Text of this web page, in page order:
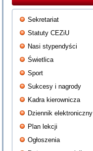
Sekretariat
Statuty CEZiU
Nasi stypendyści
Świetlica
Sport
Sukcesy i nagrody
Kadra kierownicza
Dziennik elektroniczny
Plan lekcji
Ogłoszenia